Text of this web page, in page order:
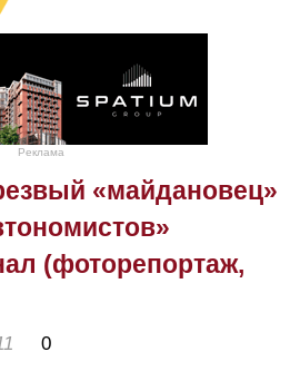
Реклама
«майдановец»
(фоторепортаж,
0